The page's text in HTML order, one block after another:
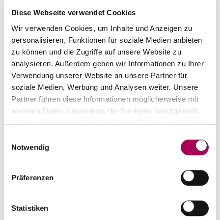
Diese Webseite verwendet Cookies
Wir verwenden Cookies, um Inhalte und Anzeigen zu
personalisieren, Funktionen für soziale Medien anbieten
zu können und die Zugriffe auf unsere Website zu
analysieren. Außerdem geben wir Informationen zu Ihrer
Verwendung unserer Website an unsere Partner für
soziale Medien, Werbung und Analysen weiter. Unsere
Partner führen diese Informationen möglicherweise mit
weiteren Daten zusammen, die Sie ihnen bereitgestellt
haben oder die sie im Rahmen Ihrer Nutzung der Dienste
Notwendig
Präferenzen
Statistiken
sind fruchtige, harmonische und vollmundige
Weine mit viel Charme.
Top-Seller von Produzent